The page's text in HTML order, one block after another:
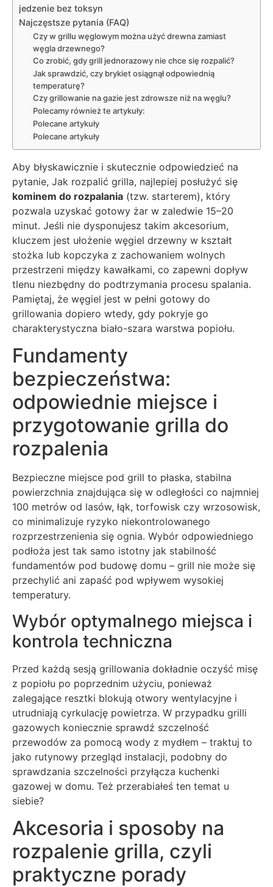
jedzenie bez toksyn
Najczęstsze pytania (FAQ)
Czy w grillu węglowym można użyć drewna zamiast
węgla drzewnego?
Co zrobić, gdy grill jednorazowy nie chce się rozpalić?
Jak sprawdzić, czy brykiet osiągnął odpowiednią
temperaturę?
Czy grillowanie na gazie jest zdrowsze niż na węglu?
Polecamy również te artykuły:
Polecane artykuły
Polecane artykuły
Aby błyskawicznie i skutecznie odpowiedzieć na
pytanie, Jak rozpalić grilla, najlepiej posłużyć się
kominem do rozpalania (tzw. starterem), który
pozwala uzyskać gotowy żar w zaledwie 15–20
minut. Jeśli nie dysponujesz takim akcesorium,
kluczem jest ułożenie węgiel drzewny w kształt
stożka lub kopczyka z zachowaniem wolnych
przestrzeni między kawałkami, co zapewni dopływ
tlenu niezbędny do podtrzymania procesu spalania.
Pamiętaj, że węgiel jest w pełni gotowy do
grillowania dopiero wtedy, gdy pokryje go
charakterystyczna biało-szara warstwa popiołu.
Fundamenty
bezpieczeństwa:
odpowiednie miejsce i
przygotowanie grilla do
rozpalenia
Bezpieczne miejsce pod grill to płaska, stabilna
powierzchnia znajdująca się w odległości co najmniej
100 metrów od lasów, łąk, torfowisk czy wrzosowisk,
co minimalizuje ryzyko niekontrolowanego
rozprzestrzenienia się ognia. Wybór odpowiedniego
podłoża jest tak samo istotny jak stabilność
fundamentów pod budowę domu – grill nie może się
przechylić ani zapaść pod wpływem wysokiej
temperatury.
Wybór optymalnego miejsca i
kontrola techniczna
Przed każdą sesją grillowania dokładnie oczyść misę
z popiołu po poprzednim użyciu, ponieważ
zalegające resztki blokują otwory wentylacyjne i
utrudniają cyrkulację powietrza. W przypadku grilli
gazowych koniecznie sprawdź szczelność
przewodów za pomocą wody z mydłem – traktuj to
jako rutynowy przegląd instalacji, podobny do
sprawdzania szczelności przyłącza kuchenki
gazowej w domu. Też przerabiałeś ten temat u
siebie?
Akcesoria i sposoby na
rozpalenie grilla, czyli
praktyczne porady